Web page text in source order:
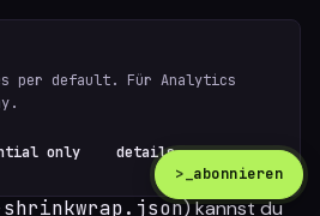
Werkzeug, das die
erheblich vereinfacht.
von SemVer und den
package.json
package-
shrinkwrap.json) kannst du
per default. Für Analytics
only
details ↗
>_ abonnieren